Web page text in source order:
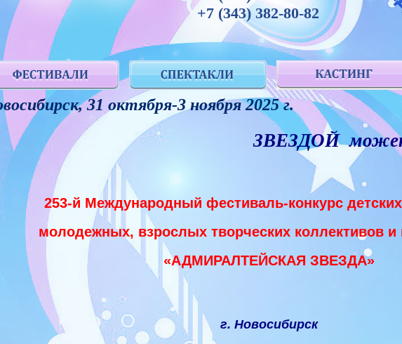
+7 (343) 382-80-82
31 октября-3 ноября 2025 г.
ЗВЕЗДОЙ
253-й Международный фестиваль-конкурс
молодежных, взрослых творческих коллективов и
«АДМИРАЛТЕЙСКАЯ ЗВЕЗДА»
г. Новосибирск